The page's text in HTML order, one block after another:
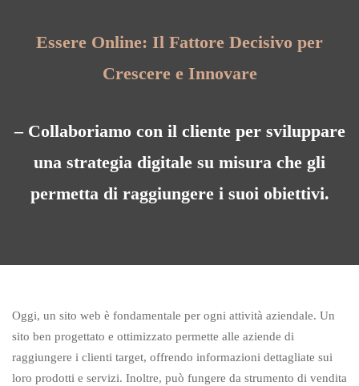
Essere Online: Il Fattore Decisivo per
Crescere e Innovare
– Collaboriamo con il cliente per sviluppare
una strategia digitale su misura che gli
permetta di raggiungere i suoi obiettivi.
Oggi, un sito web è fondamentale per ogni attività aziendale. Un
sito ben progettato e ottimizzato permette alle aziende di
raggiungere i clienti target, offrendo informazioni dettagliate sui
loro prodotti e servizi. Inoltre, può fungere da strumento di vendita